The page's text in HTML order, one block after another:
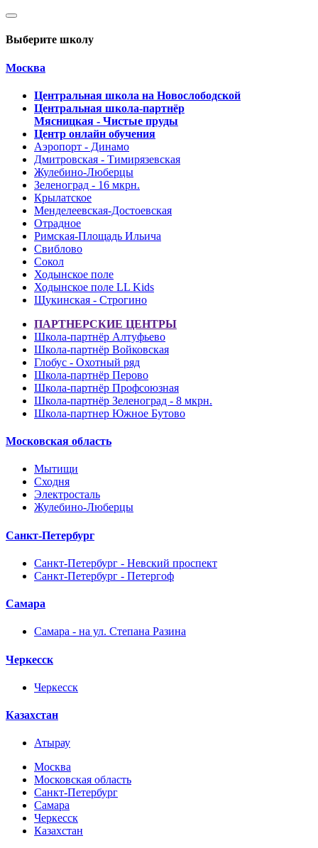
Выберите школу
Москва
Центральная школа на Новослободской
Центральная школа-партнёр
Мясницкая - Чистые пруды
Центр онлайн обучения
Аэропорт - Динамо
Дмитровская - Тимирязевская
Жулебино-Люберцы
Зеленоград - 16 мкрн.
Крылатское
Менделеевская-Достоевская
Отрадное
Римская-Площадь Ильича
Свиблово
Сокол
Ходынское поле
Ходынское поле LL Kids
Щукинская - Строгино
ПАРТНЕРСКИЕ ЦЕНТРЫ
Школа-партнёр Алтуфьево
Школа-партнёр Войковская
Глобус - Охотный ряд
Школа-партнёр Перово
Школа-партнёр Профсоюзная
Школа-партнёр Зеленоград - 8 мкрн.
Школа-партнер Южное Бутово
Московская область
Мытищи
Сходня
Электросталь
Жулебино-Люберцы
Санкт-Петербург
Санкт-Петербург - Невский проспект
Санкт-Петербург - Петергоф
Самара
Самара - на ул. Степана Разина
Черкесск
Черкесск
Казахстан
Атырау
Москва
Московская область
Санкт-Петербург
Самара
Черкесск
Казахстан